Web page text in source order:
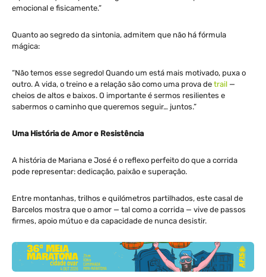
emocional e fisicamente.”
Quanto ao segredo da sintonia, admitem que não há fórmula
mágica:
“Não temos esse segredo! Quando um está mais motivado, puxa o
outro. A vida, o treino e a relação são como uma prova de trail —
cheios de altos e baixos. O importante é sermos resilientes e
sabermos o caminho que queremos seguir… juntos.”
Uma História de Amor e Resistência
A história de Mariana e José é o reflexo perfeito do que a corrida
pode representar: dedicação, paixão e superação.
Entre montanhas, trilhos e quilómetros partilhados, este casal de
Barcelos mostra que o amor — tal como a corrida — vive de passos
firmes, apoio mútuo e da capacidade de nunca desistir.